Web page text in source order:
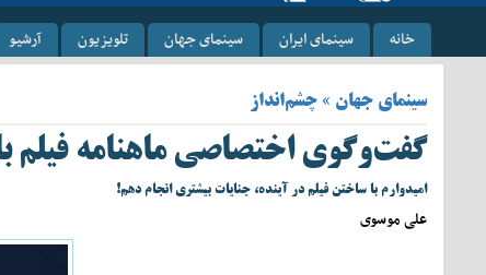
خانه سینمای ایران سینمای جهان تلویزیون آرشیو
سینمای جهان » چشم‌انداز
گفت‌وگوی اختصاصی ماهنامه فیلم
امیدوارم با ساختن فیلم در آینده، جنایات بیشتری انجام دهم!
علی موسوی